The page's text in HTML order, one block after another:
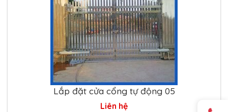
Lắp đặt cửa cổng tự động 05
Liên hệ